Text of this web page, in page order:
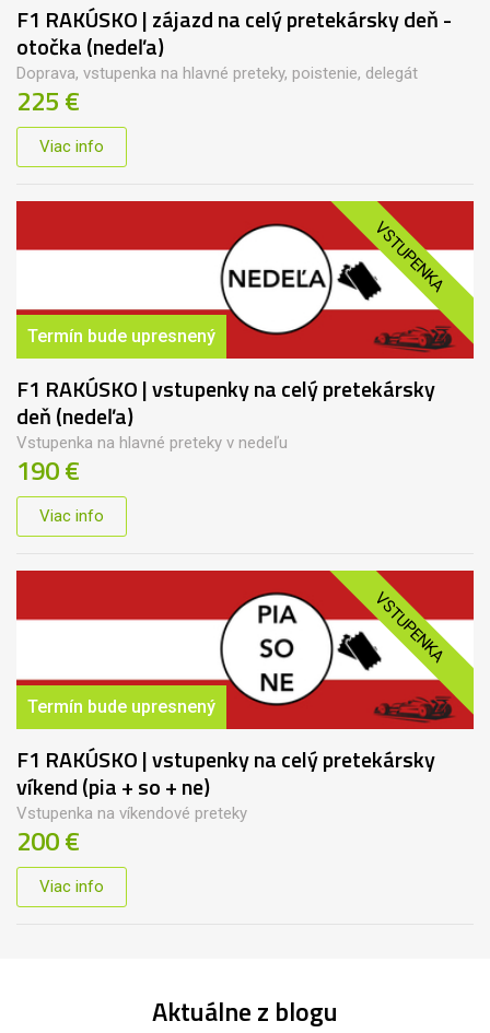
F1 RAKÚSKO | zájazd na celý pretekársky deň -
otočka (nedeľa)
Doprava, vstupenka na hlavné preteky, poistenie, delegát
225 €
Viac info
VSTUPENKA
Termín bude upresnený
F1 RAKÚSKO | vstupenky na celý pretekársky
deň (nedeľa)
Vstupenka na hlavné preteky v nedeľu
190 €
Viac info
VSTUPENKA
Termín bude upresnený
F1 RAKÚSKO | vstupenky na celý pretekársky
víkend (pia + so + ne)
Vstupenka na víkendové preteky
200 €
Viac info
Aktuálne z blogu